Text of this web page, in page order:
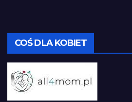
COŚ DLA KOBIET